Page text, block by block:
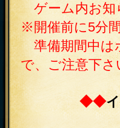
ゲーム内お知
※開催前に5分
準備期間中は
で、ご注意下さ
◆◆